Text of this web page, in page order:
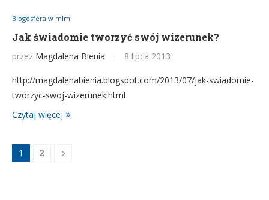
Blogosfera w mlm
Jak świadomie tworzyć swój wizerunek?
przez Magdalena Bienia 8 lipca 2013
http://magdalenabienia.blogspot.com/2013/07/jak-swiadomie-
tworzyc-swoj-wizerunek.html
Czytaj więcej
1 2